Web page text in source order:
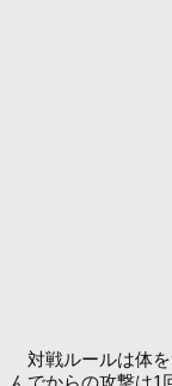
対戦ルールは体を
んでからの攻撃は1